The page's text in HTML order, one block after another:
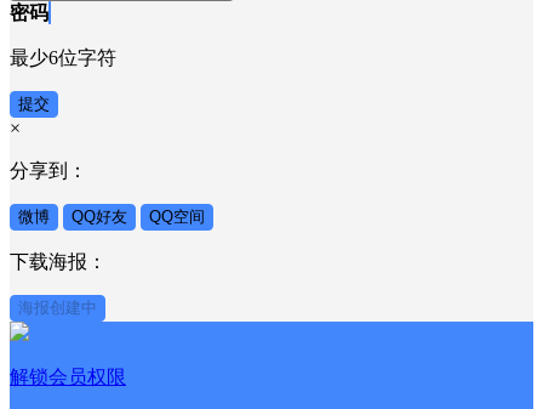
密码
最少6位字符
提交
×
分享到：
微博 QQ好友 QQ空间
下载海报：
海报创建中
解锁会员权限